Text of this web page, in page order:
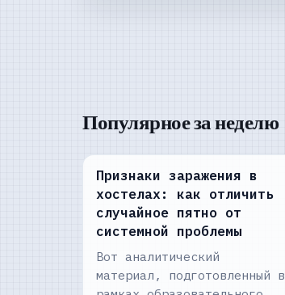
Популярное за неделю
Признаки заражения в
хостелах: как отличить
случайное пятно от
системной проблемы
Вот аналитический
материал, подготовленный в